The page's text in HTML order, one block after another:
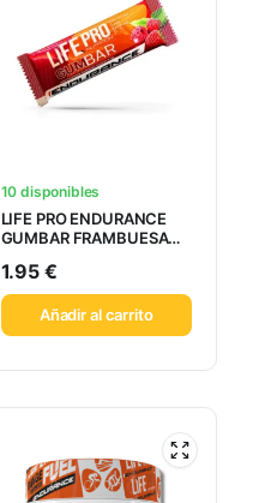
10 disponibles
LIFE PRO ENDURANCE
GUMBAR FRAMBUESA
1.95 €
Añadir al carrito